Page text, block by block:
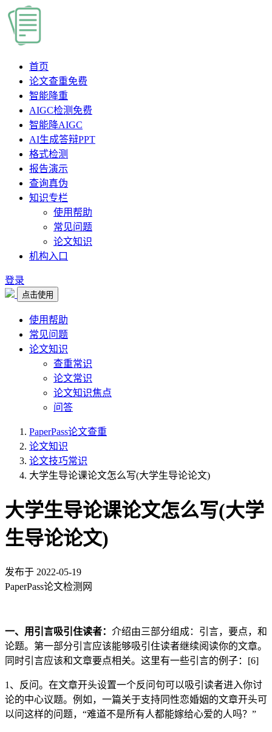
首页
论文查重免费
智能降重
AIGC检测 免费
智能降AIGC
AI生成答辩PPT
格式检测
报告演示
查询真伪
知识专栏
使用帮助
常见问题
论文知识
机构入口
登录
点击使用
使用帮助
常见问题
论文知识
查重常识
论文常识
论文知识焦点
问答
PaperPass论文查重
论文知识
论文技巧常识
大学生导论课论文怎么写(大学生导论论文)
大学生导论课论文怎么写(大学
生导论论文)
发布于 2022-05-19
PaperPass论文检测网
一、用引言吸引住读者： 介绍由三部分组成：引言，要点，和
论题。第一部分引言应该能够吸引住读者继续阅读你的文章。
同时引言应该和文章要点相关。这里有一些引言的例子：[6]
1、反问。在文章开头设置一个反问句可以吸引读者进入你讨
论的中心议题。例如，一篇关于支持同性恋婚姻的文章开头可
以问这样的问题，“难道不是所有人都能嫁给心爱的人吗？”